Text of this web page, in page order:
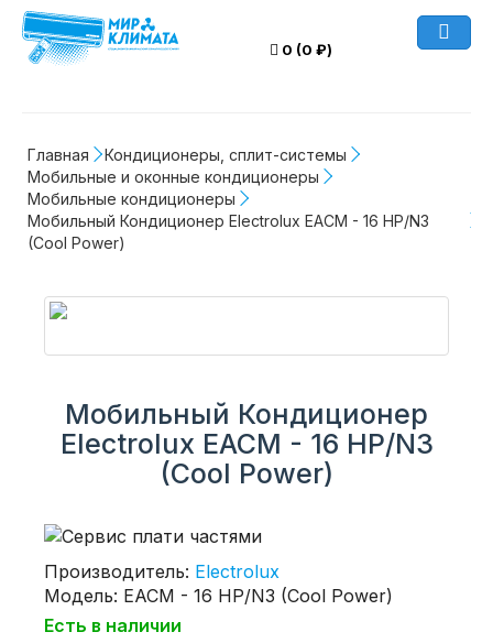
0 (0 ₽)
Главная
Кондиционеры, сплит-системы
Мобильные и оконные кондиционеры
Мобильные кондиционеры
Мобильный Кондиционер Electrolux EACM - 16 НP/N3
(Cool Power)
Мобильный Кондиционер
Electrolux EACM - 16 НP/N3
(Cool Power)
Производитель: Electrolux
Модель: EACM - 16 НP/N3 (Cool Power)
Есть в наличии